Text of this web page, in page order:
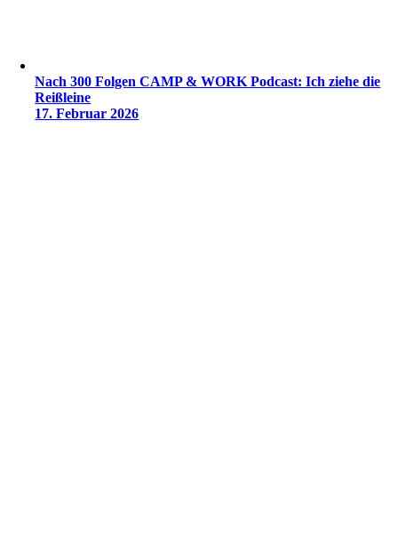
Nach 300 Folgen CAMP & WORK Podcast: Ich ziehe die
Reißleine
17. Februar 2026